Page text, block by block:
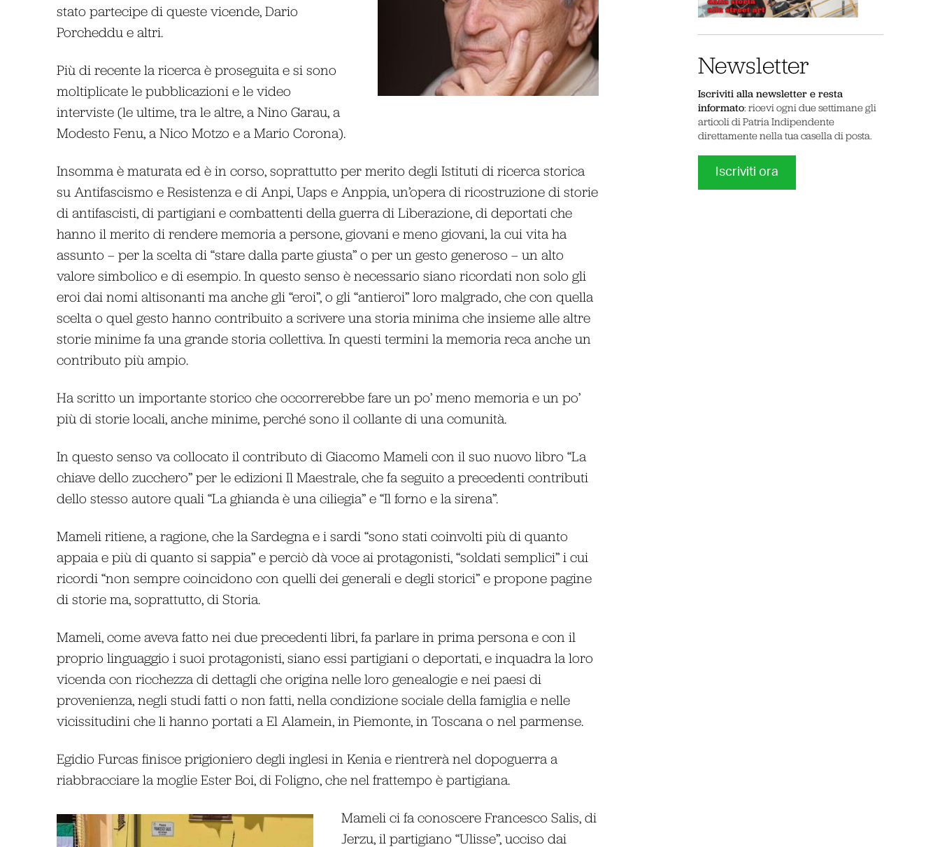
stato partecipe di queste vicende, Dario
Porcheddu e altri.
Più di recente la ricerca è proseguita e si sono
moltiplicate le pubblicazioni e le video
interviste (le ultime, tra le altre, a Nino Garau, a
Modesto Fenu, a Nico Motzo e a Mario Corona).
Insomma è maturata ed è in corso, soprattutto per merito degli Istituti di ricerca storica
su Antifascismo e Resistenza e di Anpi, Uaps e Anppia, un’opera di ricostruzione di storie
di antifascisti, di partigiani e combattenti della guerra di Liberazione, di deportati che
hanno il merito di rendere memoria a persone, giovani e meno giovani, la cui vita ha
assunto – per la scelta di “stare dalla parte giusta” o per un gesto generoso – un alto
valore simbolico e di esempio. In questo senso è necessario siano ricordati non solo gli
eroi dai nomi altisonanti ma anche gli “eroi”, o gli “antieroi” loro malgrado, che con quella
scelta o quel gesto hanno contribuito a scrivere una storia minima che insieme alle altre
storie minime fa una grande storia collettiva. In questi termini la memoria reca anche un
contributo più ampio.
Ha scritto un importante storico che occorrerebbe fare un po’ meno memoria e un po’
più di storie locali, anche minime, perché sono il collante di una comunità.
In questo senso va collocato il contributo di Giacomo Mameli con il suo nuovo libro “La
chiave dello zucchero” per le edizioni Il Maestrale, che fa seguito a precedenti contributi
dello stesso autore quali “La ghianda è una ciliegia” e “Il forno e la sirena”.
Mameli ritiene, a ragione, che la Sardegna e i sardi “sono stati coinvolti più di quanto
appaia e più di quanto si sappia” e perciò dà voce ai protagonisti, “soldati semplici” i cui
ricordi “non sempre coincidono con quelli dei generali e degli storici” e propone pagine
di storie ma, soprattutto, di Storia.
Mameli, come aveva fatto nei due precedenti libri, fa parlare in prima persona e con il
proprio linguaggio i suoi protagonisti, siano essi partigiani o deportati, e inquadra la loro
vicenda con ricchezza di dettagli che origina nelle loro genealogie e nei paesi di
provenienza, negli studi fatti o non fatti, nella condizione sociale della famiglia e nelle
vicissitudini che li hanno portati a El Alamein, in Piemonte, in Toscana o nel parmense.
Egidio Furcas finisce prigioniero degli inglesi in Kenia e rientrerà nel dopoguerra a
riabbracciare la moglie Ester Boi, di Foligno, che nel frattempo è partigiana.
Mameli ci fa conoscere Francesco Salis, di
Jerzu, il partigiano “Ulisse”, ucciso dai
Newsletter
Iscriviti alla newsletter e resta
informato: ricevi ogni due settimane gli
articoli di Patria Indipendente
direttamente nella tua casella di posta.
Iscriviti ora